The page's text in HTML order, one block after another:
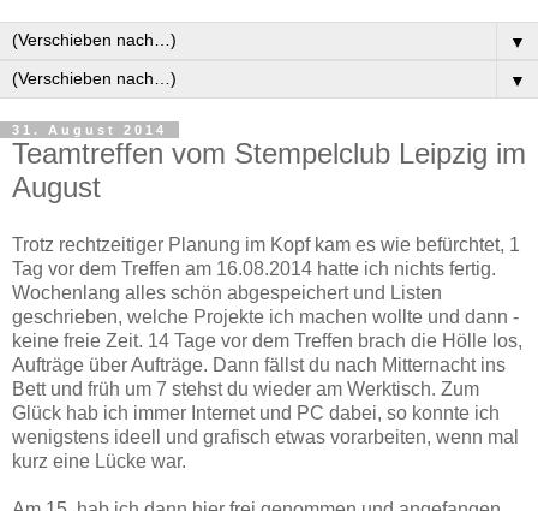
▼
▼
31. August 2014
Teamtreffen vom Stempelclub Leipzig im
August
Trotz rechtzeitiger Planung im Kopf kam es wie befürchtet, 1
Tag vor dem Treffen am 16.08.2014 hatte ich nichts fertig.
Wochenlang alles schön abgespeichert und Listen
geschrieben, welche Projekte ich machen wollte und dann -
keine freie Zeit. 14 Tage vor dem Treffen brach die Hölle los,
Aufträge über Aufträge. Dann fällst du nach Mitternacht ins
Bett und früh um 7 stehst du wieder am Werktisch. Zum
Glück hab ich immer Internet und PC dabei, so konnte ich
wenigstens ideell und grafisch etwas vorarbeiten, wenn mal
kurz eine Lücke war.